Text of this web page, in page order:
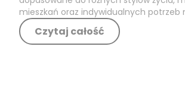
mieszkań oraz indywidualnych potrzeb
Czytaj całość